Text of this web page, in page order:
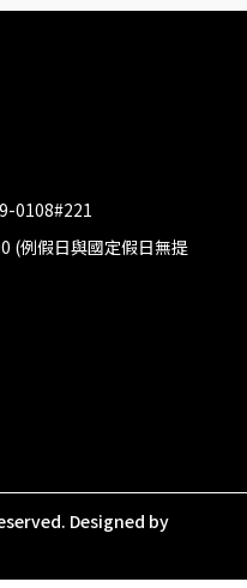
0108#221
(例假日與國定假日無提
Designed by